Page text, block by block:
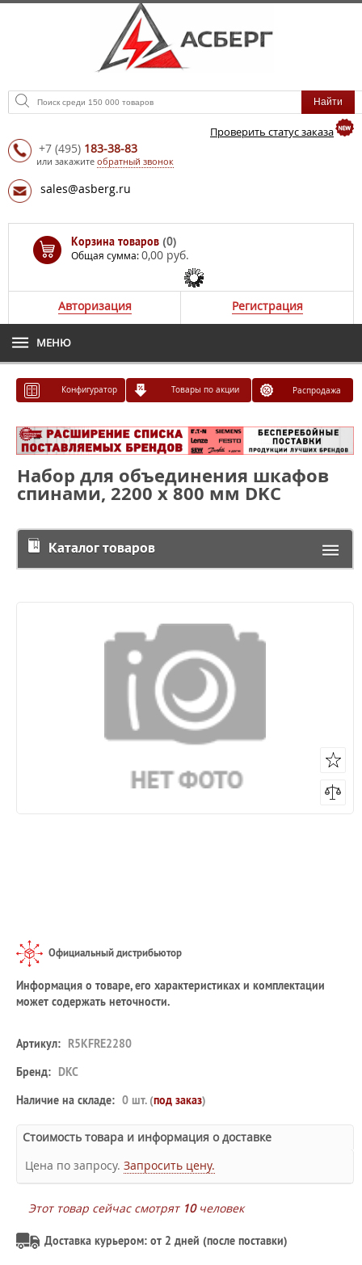
Проверить статус заказа
+7 (495) 183-38-83
или закажите обратный звонок
sales@asberg.ru
Корзина товаров (0)
Общая сумма:0,00 руб.
Авторизация Регистрация
МЕНЮ
Конфигуратор Товары по акции Распродажа
Набор для объединения шкафов
спинами, 2200 x 800 мм DKC
Каталог товаров
Официальный дистрибьютор
Информация о товаре, его характеристиках и комплектации
может содержать неточности.
Артикул: R5KFRE2280
Бренд: DKC
Наличие на складе: 0 шт. (под заказ)
Стоимость товара и информация о доставке
Цена по запросу. Запросить цену.
Этот товар сейчас смотрят 10человек
Доставка курьером: от 2 дней (после поставки)